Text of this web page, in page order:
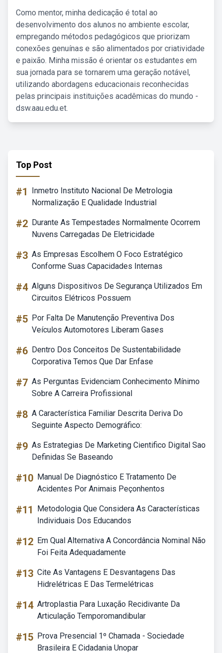
Como mentor, minha dedicação é total ao
desenvolvimento dos alunos no ambiente escolar,
empregando métodos pedagógicos que priorizam
conexões genuínas e são alimentados por criatividade
e paixão. Minha missão é orientar os estudantes em
sua jornada para se tornarem uma geração notável,
utilizando abordagens educacionais reconhecidas
pelas principais instituições acadêmicas do mundo -
dsw.aau.edu.et.
Top Post
#1
Inmetro Instituto Nacional De Metrologia
Normalização E Qualidade Industrial
#2 Durante As Tempestades Normalmente Ocorrem
Nuvens Carregadas De Eletricidade
#3 As Empresas Escolhem O Foco Estratégico
Conforme Suas Capacidades Internas
#4 Alguns Dispositivos De Segurança Utilizados Em
Circuitos Elétricos Possuem
#5 Por Falta De Manutenção Preventiva Dos
Veículos Automotores Liberam Gases
#6 Dentro Dos Conceitos De Sustentabilidade
Corporativa Temos Que Dar Enfase
#7 As Perguntas Evidenciam Conhecimento Mínimo
Sobre A Carreira Profissional
#8 A Característica Familiar Descrita Deriva Do
Seguinte Aspecto Demográfico:
#9 As Estrategias De Marketing Cientifico Digital Sao
Definidas Se Baseando
#10 Manual De Diagnóstico E Tratamento De
Acidentes Por Animais Peçonhentos
#11
Metodologia Que Considera As Características
Individuais Dos Educandos
#12 Em Qual Alternativa A Concordância Nominal Não
Foi Feita Adequadamente
#13 Cite As Vantagens E Desvantagens Das
Hidrelétricas E Das Termelétricas
#14 Artroplastia Para Luxação Recidivante Da
Articulação Temporomandibular
#15 Prova Presencial 1º Chamada - Sociedade
Brasileira E Cidadania Unopar